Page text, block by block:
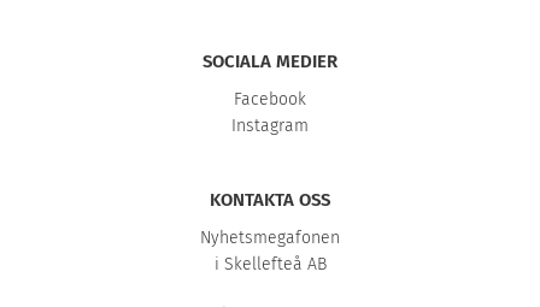
SOCIALA MEDIER
Facebook
Instagram
KONTAKTA OSS
Nyhetsmegafonen
i Skellefteå AB